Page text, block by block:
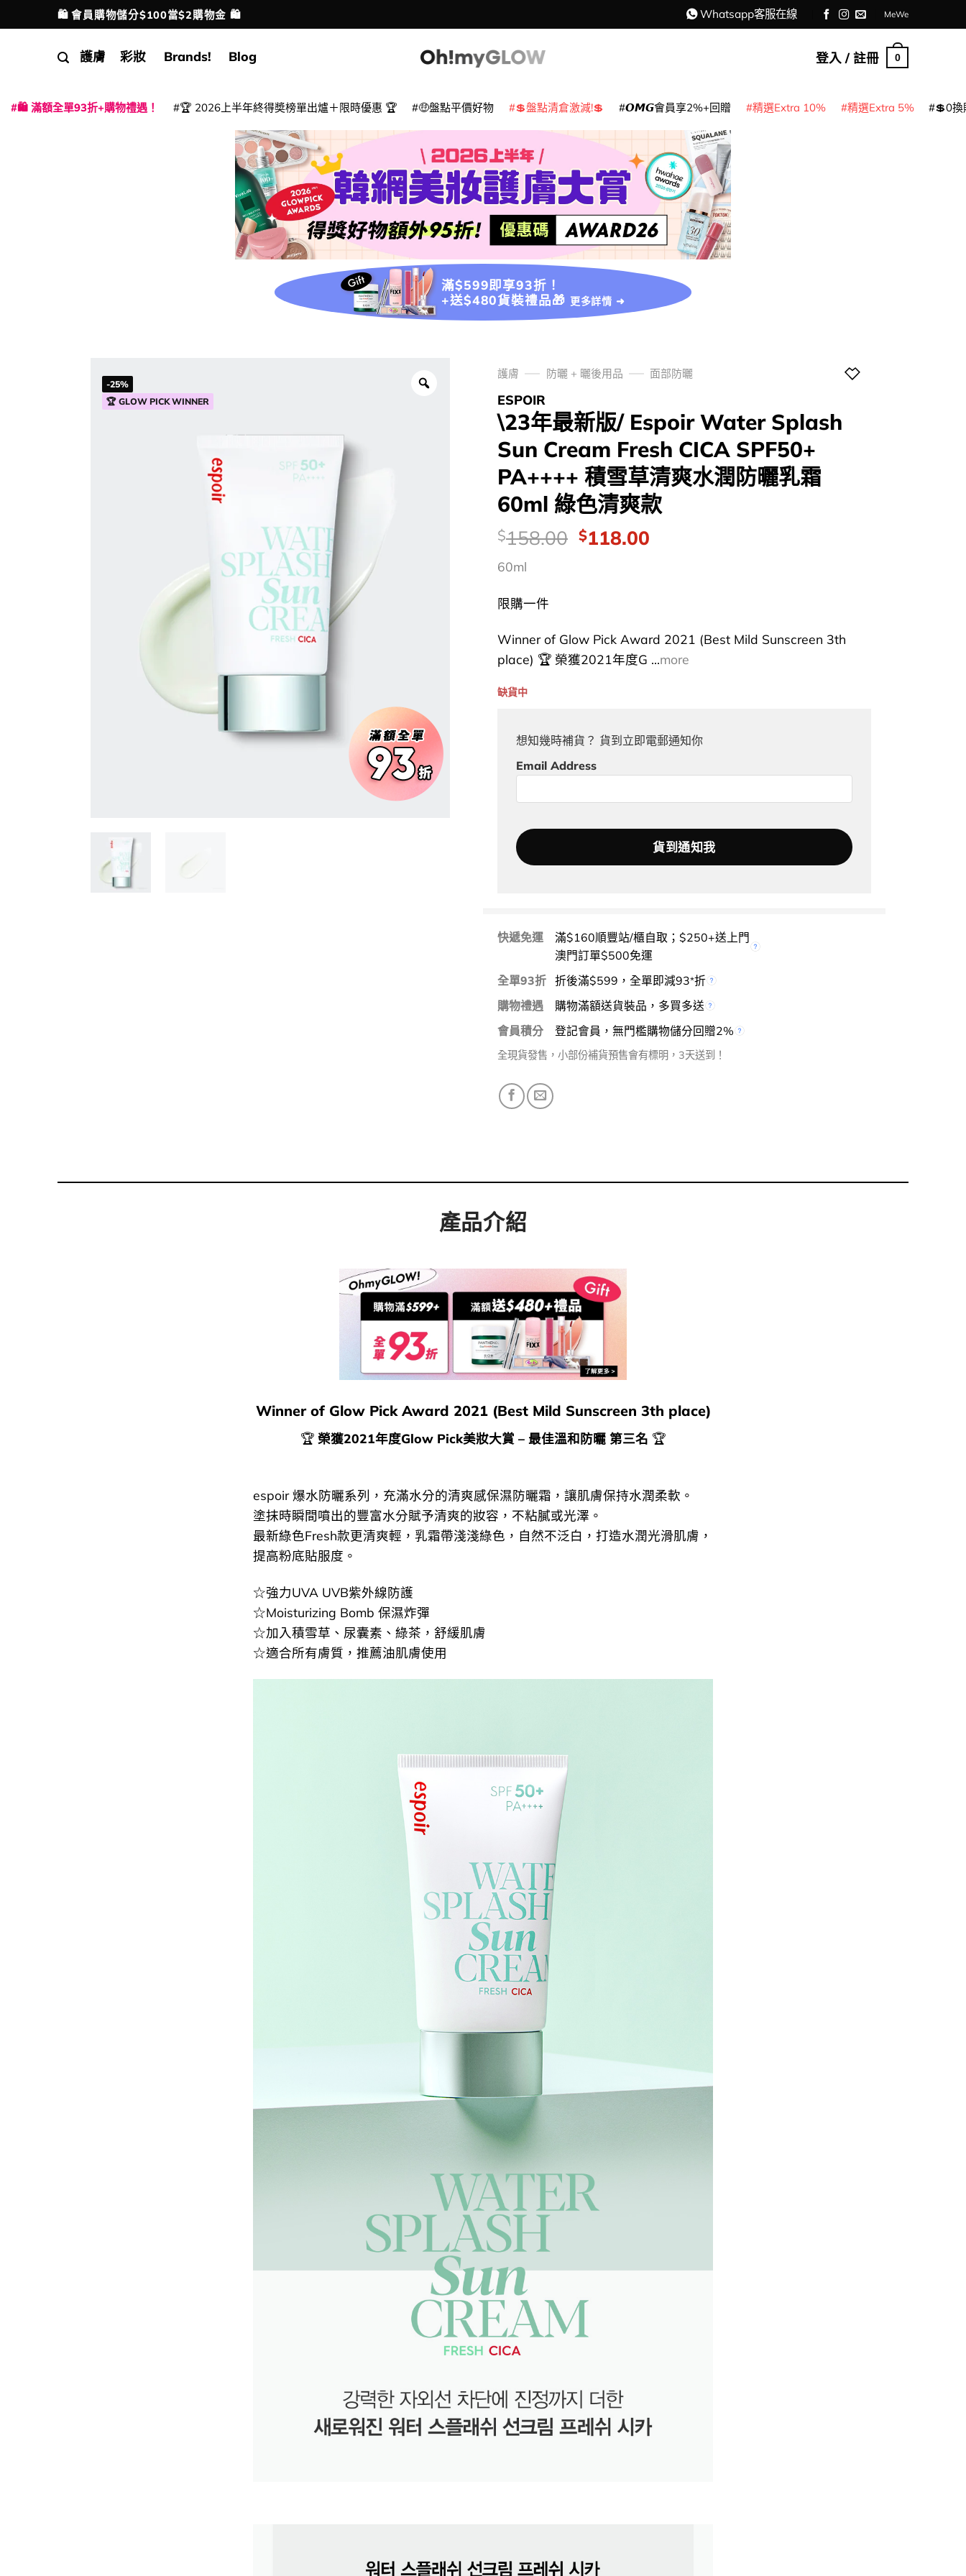
to
配送港澳
🛍️ 會員購物儲分$100當$2購物金 🛍️ Whatsapp客服在線 MeWe
護膚 彩妝 Brands! Blog 登入 / 註冊 0
🛍️ 滿額全單93折+購物禮遇！ 🏆 2026上半年終得奬榜單出爐＋限時優惠 🏆 🤑盤點平價好物 💲盤點清倉激減!💲 𝙊𝙈𝙂會員享2%+回贈 精選Extra 10% 精選Extra 5% 💲0換
滿$599即享93折！
+送$480貨裝禮品🎁 更多詳情 ➜
-25%
🏆 GLOW PICK WINNER
護膚 防曬 + 曬後用品 面部防曬
ESPOIR
\23年最新版/ Espoir Water Splash
Sun Cream Fresh CICA SPF50+
PA++++ 積雪草清爽水潤防曬乳霜
60ml 綠色清爽款
價
$158.00 Original
$118.00Current
60ml
限購一件
Winner of Glow Pick Award 2021 (Best Mild Sunscreen 3th
place) 🏆 榮獲2021年度G ...more
缺貨中
想知幾時補貨？ 貨到立即電郵通知你
Email Address
快遞免運
滿$160順豐站/櫃自取；$250+送上門
澳門訂單$500免運
全單93折 折後滿$599，全單即減93*折
購物禮遇
購物滿額送貨裝品，多買多送
會員積分
登記會員，無門檻購物儲分回贈2%
全現貨發售，小部份補貨預售會有標明，3天送到！
產品介紹
Winner of Glow Pick Award 2021 (Best Mild Sunscreen 3th place)
🏆 榮獲2021年度Glow Pick美妝大賞 – 最佳溫和防曬 第三名 🏆
espoir 爆水防曬系列，充滿水分的清爽感保濕防曬霜，讓肌膚保持水潤柔軟。
塗抹時瞬間噴出的豐富水分賦予清爽的妝容，不粘膩或光澤。
最新綠色Fresh款更清爽輕，乳霜帶淺淺綠色，自然不泛白，打造水潤光滑肌膚，
提高粉底貼服度。
☆強力UVA UVB紫外線防護
☆Moisturizing Bomb 保濕炸彈
☆加入積雪草、尿囊素、綠茶，舒緩肌膚
☆適合所有膚質，推薦油肌膚使用